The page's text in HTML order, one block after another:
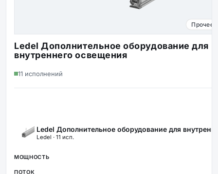
Прочее
Ledel Дополнительное оборудование для
внутреннего освещения
11 исполнений
Ledel Дополнительное оборудование для
Ledel · 11 исп.